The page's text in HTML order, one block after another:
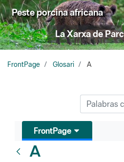
Peste porcina africana
La Xarxa de
FrontPage Glosari A
FrontPage
A